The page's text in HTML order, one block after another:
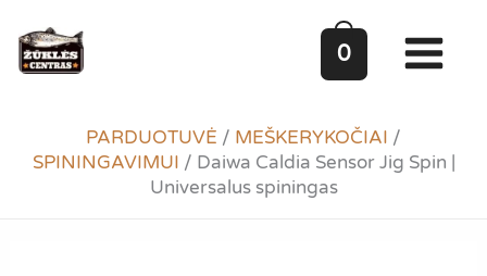
prie
turinio
0
PARDUOTUVĖ / MEŠKERYKOČIAI /
SPININGAVIMUI / Daiwa Caldia Sensor Jig Spin |
Universalus spiningas